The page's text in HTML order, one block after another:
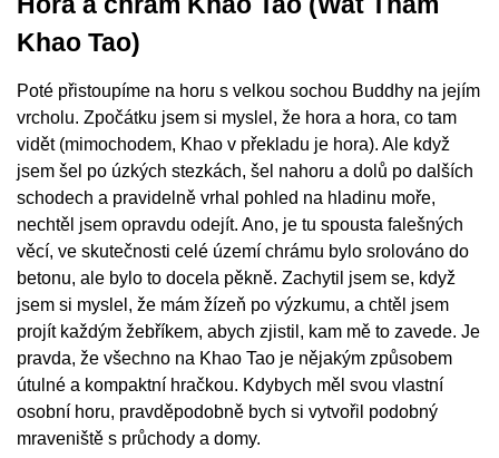
Khao Tao)
Poté přistoupíme na horu s velkou sochou Buddhy na jejím
vrcholu. Zpočátku jsem si myslel, že hora a hora, co tam
vidět (mimochodem, Khao v překladu je hora). Ale když
jsem šel po úzkých stezkách, šel nahoru a dolů po dalších
schodech a pravidelně vrhal pohled na hladinu moře,
nechtěl jsem opravdu odejít. Ano, je tu spousta falešných
věcí, ve skutečnosti celé území chrámu bylo srolováno do
betonu, ale bylo to docela pěkně. Zachytil jsem se, když
jsem si myslel, že mám žízeň po výzkumu, a chtěl jsem
projít každým žebříkem, abych zjistil, kam mě to zavede. Je
pravda, že všechno na Khao Tao je nějakým způsobem
útulné a kompaktní hračkou. Kdybych měl svou vlastní
osobní horu, pravděpodobně bych si vytvořil podobný
mraveniště s průchody a domy.